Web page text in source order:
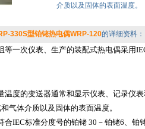
介质以及固体的表面温度。
330S型铂铑热电偶WRP-120的详细资料：
等一次仪表、生产的装配式热电偶采用
的变送器通常和显示仪表、记录仪表
气体介质以及固体的表面温度。
标准分度号的铂铑 30－铂铑6、铂